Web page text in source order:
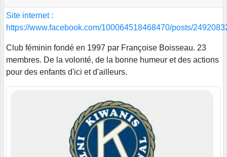
Site internet :
https://www.facebook.com/100064518468470/posts/
Club féminin fondé en 1997 par Françoise Boisseau. 23
membres. De la volonté, de la bonne humeur et des actions
pour des enfants d'ici et d'ailleurs.